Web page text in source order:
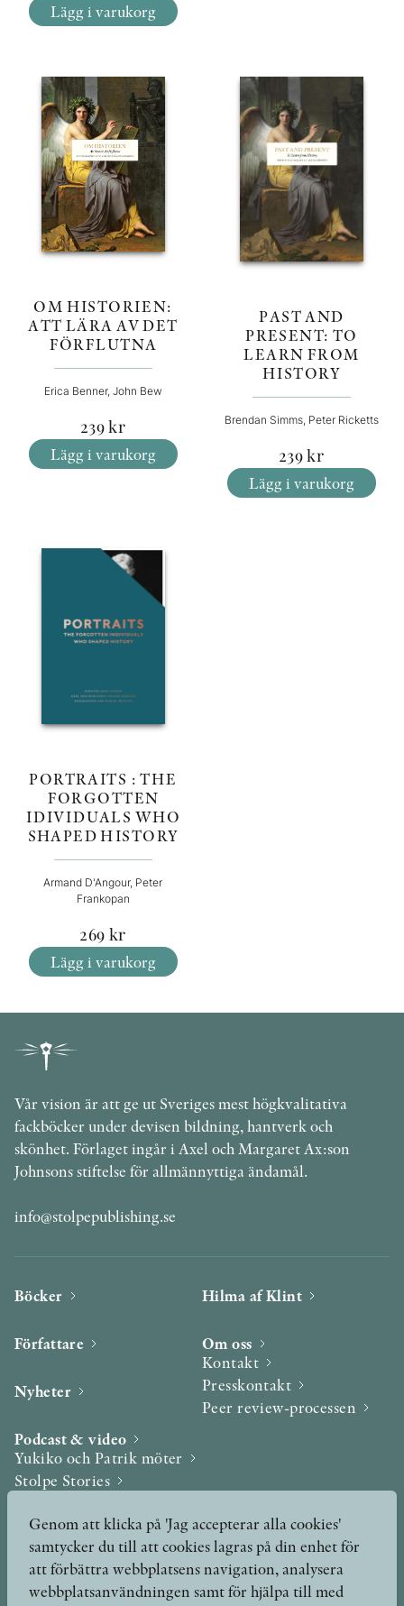
Lägg i varukorg
OM HISTORIEN:
ATT LÄRA AV DET
FÖRFLUTNA
Erica Benner, John Bew
239kr
Lägg i varukorg
PAST AND
PRESENT: TO
LEARN FROM
HISTORY
Brendan Simms, Peter Ricketts
239kr
Lägg i varukorg
PORTRAITS : THE
FORGOTTEN
IDIVIDUALS WHO
SHAPED HISTORY
Armand D'Angour, Peter
Frankopan
269 kr
Lägg i varukorg
Vår vision är att ge ut Sveriges mest högkvalitativa
fackböcker under devisen bildning, hantverk och
skönhet. Förlaget ingår i Axel och Margaret Ax:son
Johnsons stiftelse för allmännyttiga ändamål.
info@stolpepublishing.se
Böcker
Författare
Nyheter
Podcast & video
Yukiko och Patrik möter
Stolpe Stories
Utmärkelser & Format
Utmärkelser
Övriga format
Hilma af Klint
Om oss
Kontakt
Presskontakt
Peer review-processen
Genom att klicka på 'Jag accepterar alla cookies'
samtycker du till att cookies lagras på din enhet för
att förbättra webbplatsens navigation, analysera
webbplatsanvändningen samt för hjälpa till med